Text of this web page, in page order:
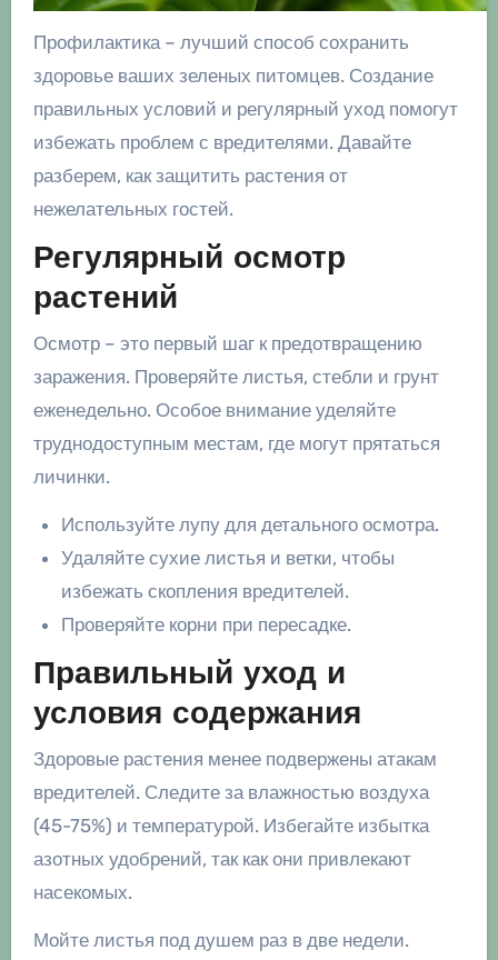
Профилактика – лучший способ сохранить
здоровье ваших зеленых питомцев. Создание
правильных условий и регулярный уход помогут
избежать проблем с вредителями. Давайте
разберем, как защитить растения от
нежелательных гостей.
Регулярный осмотр
растений
Осмотр – это первый шаг к предотвращению
заражения. Проверяйте листья, стебли и грунт
еженедельно. Особое внимание уделяйте
труднодоступным местам, где могут прятаться
личинки.
Используйте лупу для детального осмотра.
Удаляйте сухие листья и ветки, чтобы
избежать скопления вредителей.
Проверяйте корни при пересадке.
Правильный уход и
условия содержания
Здоровые растения менее подвержены атакам
вредителей. Следите за влажностью воздуха
(45-75%) и температурой. Избегайте избытка
азотных удобрений, так как они привлекают
насекомых.
Мойте листья под душем раз в две недели.